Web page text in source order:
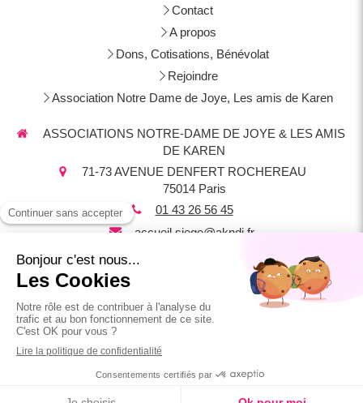
Contact
A propos
Dons, Cotisations, Bénévolat
Rejoindre
Association Notre Dame de Joye, Les amis de Karen
ASSOCIATIONS NOTRE-DAME DE JOYE & LES AMIS
DE KAREN
71-73 AVENUE DENFERT ROCHEREAU
75014 Paris
01 43 26 56 45
accueil.siege@akndj.fr
Mentions légales
Crédit photos Thomas Pringault :